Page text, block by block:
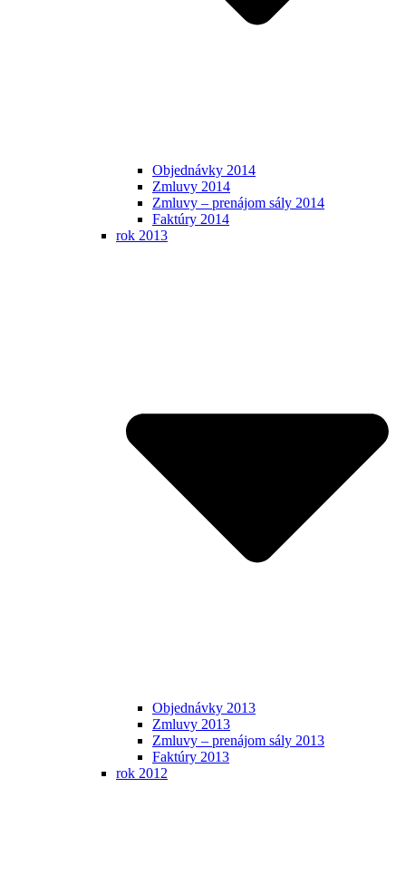
Objednávky 2014
Zmluvy 2014
Zmluvy – prenájom sály 2014
Faktúry 2014
rok 2013
Objednávky 2013
Zmluvy 2013
Zmluvy – prenájom sály 2013
Faktúry 2013
rok 2012